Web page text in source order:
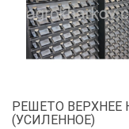
РЕШЕТО ВЕРХНЕЕ
(УСИЛЕННОЕ)